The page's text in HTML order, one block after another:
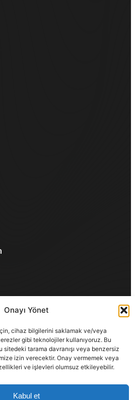
Onayı Yönet
cihaz bilgilerini saklamak ve/veya
gibi teknolojiler kullanıyoruz. Bu
tarama davranışı veya benzersiz
izin verecektir. Onay vermemek veya
ve işlevleri olumsuz etkileyebilir.
Kabul et
uns noch heute an!
08